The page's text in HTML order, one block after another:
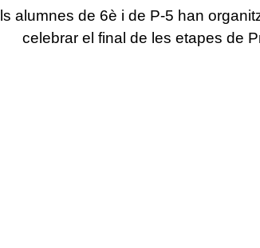
alumnes de 6è i de P-5 han
celebrar el final de les etapes de